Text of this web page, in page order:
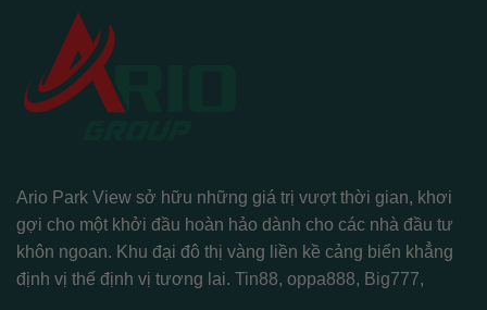
Ario Park View sở hữu những giá trị vượt thời gian, khơi
gợi cho một khởi đầu hoàn hảo dành cho các nhà đầu tư
khôn ngoan. Khu đại đô thị vàng liền kề cảng biển khẳng
định vị thế định vị tương lai. Tin88, oppa888, Big777,